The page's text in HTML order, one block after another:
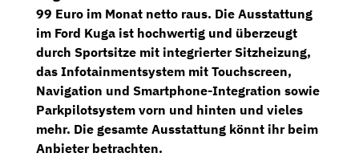
99 Euro im Monat netto raus. Die Ausstattung
im Ford Kuga ist hochwertig und überzeugt
durch Sportsitze mit integrierter Sitzheizung,
das Infotainmentsystem mit Touchscreen,
Navigation und Smartphone-Integration sowie
Parkpilotsystem vorn und hinten und vieles
mehr. Die gesamte Ausstattung könnt ihr beim
Anbieter betrachten.